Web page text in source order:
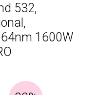
532,
1600W